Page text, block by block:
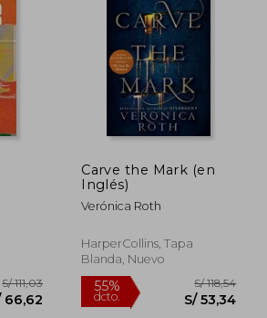
Carve the Mark (en
Inglés)
Verónica Roth
HarperCollins, Tapa
Blanda, Nuevo